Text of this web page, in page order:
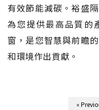
有效節能減碳。裕盛
為您提供最高品質的
窗，是您智慧與前瞻
和環境作出貢獻。
«